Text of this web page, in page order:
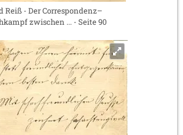
Reiß - Der Correspondenz–
zwischen ... - Seite 90